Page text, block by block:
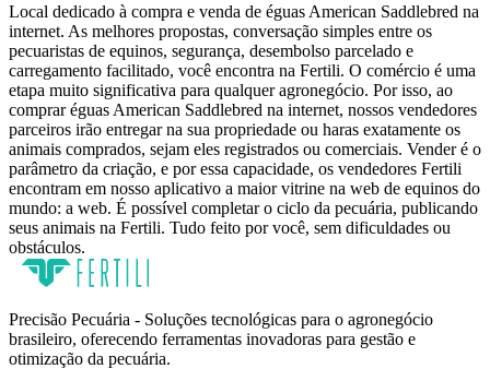
Local dedicado à compra e venda de éguas American Saddlebred na
internet. As melhores propostas, conversação simples entre os
pecuaristas de equinos, segurança, desembolso parcelado e
carregamento facilitado, você encontra na Fertili. O comércio é uma
etapa muito significativa para qualquer agronegócio. Por isso, ao
comprar éguas American Saddlebred na internet, nossos vendedores
parceiros irão entregar na sua propriedade ou haras exatamente os
animais comprados, sejam eles registrados ou comerciais. Vender é o
parâmetro da criação, e por essa capacidade, os vendedores Fertili
encontram em nosso aplicativo a maior vitrine na web de equinos do
mundo: a web. É possível completar o ciclo da pecuária, publicando
seus animais na Fertili. Tudo feito por você, sem dificuldades ou
obstáculos.
Precisão Pecuária - Soluções tecnológicas para o agronegócio
brasileiro, oferecendo ferramentas inovadoras para gestão e
otimização da pecuária.